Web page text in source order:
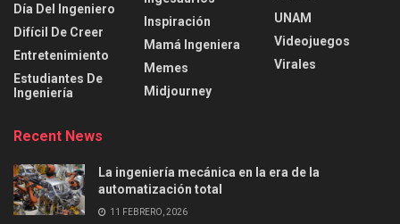
Día Del Ingeniero
Difícil De Creer
Entretenimiento
Estudiantes De
Ingeniería
Inspiración
Mamá Ingeniera
Memes
Midjourney
UNAM
Videojuegos
Virales
Recent News
La ingeniería mecánica en la era de la
automatización total
11 FEBRERO, 2026